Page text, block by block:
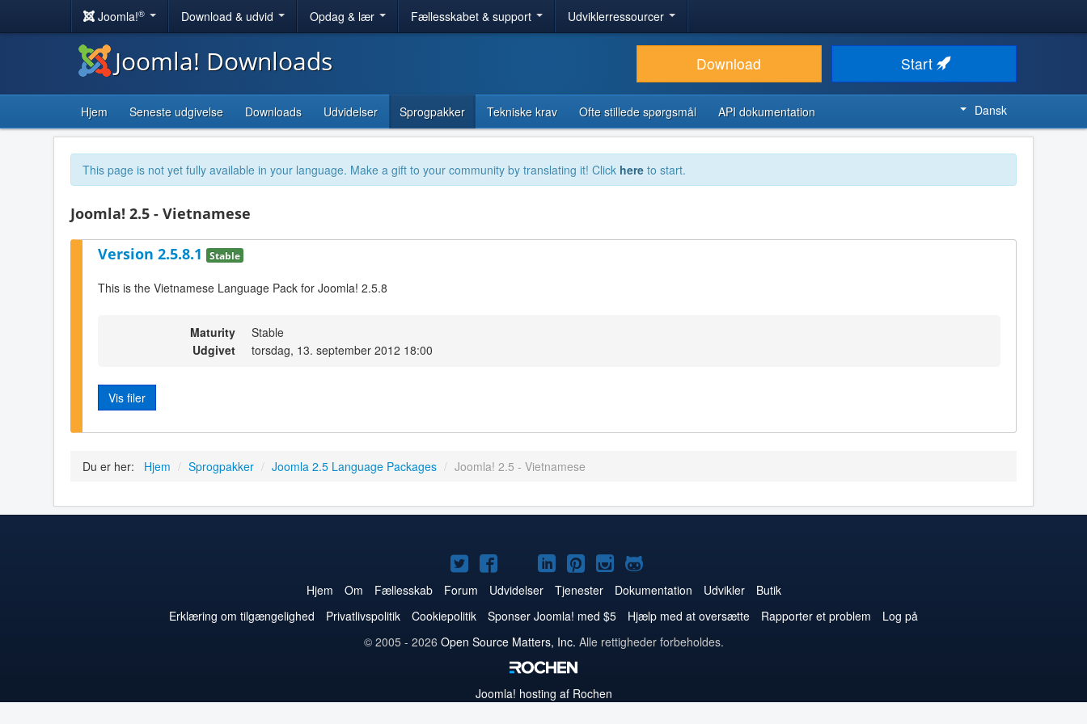
Joomla!® Download & udvid Opdag & lær Fællesskabet & support Udviklerressourcer
Joomla! Downloads Download Start
Hjem Seneste udgivelse Downloads Udvidelser Sprogpakker Tekniske krav Ofte stillede spørgsmål API dokumentation Dansk
This page is not yet fully available in your language. Make a gift to your community by translating it! Click here to start.
Joomla! 2.5 - Vietnamese
Version 2.5.8.1 Stable
This is the Vietnamese Language Pack for Joomla! 2.5.8
Maturity
Stable
Udgivet
torsdag, 13. september 2012 18:00
Vis filer
Du er her: Hjem / Sprogpakker / Joomla 2.5 Language Packages / Joomla! 2.5 - Vietnamese
Joomla!
på
Twitter
Joomla!
på
Facebook
Joomla!
på
YouTube
Joomla!
på
LinkedIn
Joomla!
på
Pinterest
Joomla!
på
Instagram
Joomla!
på
GitHub
Hjem Om Fællesskab Forum Udvidelser Tjenester Dokumentation Udvikler
Butik
Erklæring om tilgængelighed
Privatlivspolitik Cookiepolitik Sponser Joomla! med $5 Hjælp med at oversætte Rapporter et problem
Log på
© 2005 - 2026 Open Source Matters, Inc. Alle rettigheder forbeholdes.
Joomla! hosting af Rochen